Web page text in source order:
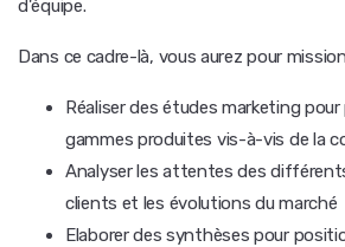
d'équipe.
Dans ce cadre-là, vous aurez pour
Réaliser des études marketing
gammes produites vis-à-vis de la
Analyser les attentes des
clients et les évolutions du marché
Elaborer des synthèses pour